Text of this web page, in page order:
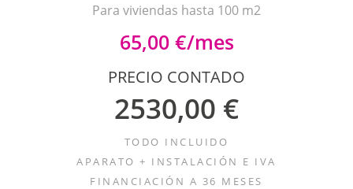
Para viviendas hasta 100 m2
65,00 €/mes
PRECIO CONTADO
2530,00 €
TODO INCLUIDO
APARATO + INSTALACIÓN E IVA
FINANCIACIÓN A 36 MESES